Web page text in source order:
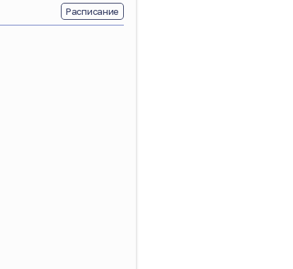
Расписание